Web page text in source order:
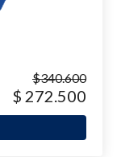
$340.600
$ 272.500